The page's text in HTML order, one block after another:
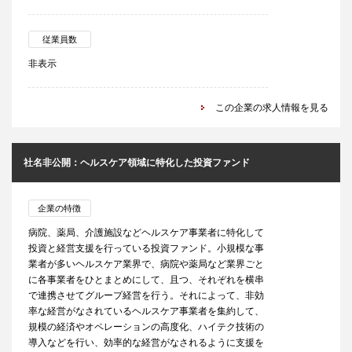
従業員数
非表示
この企業の求人情報を見る
社名非公開：ヘルスケア領域に特化した投資ファンド
企業の特徴
病院、薬局、介護施設などヘルスケア事業者に特化して
投資と経営支援を行っている投資ファンド。小規模な事
業者が多いヘルスケア業界で、病院や薬局など業界ごと
に各事業者をひとまとめにして、且つ、それぞれを横串
で連携させてグループ経営を行う。それによって、非効
率な経営がなされているヘルスケア事業者を集約して、
規模の経済やオペレーションの高度化、ハイテク技術の
導入などを行い、効率的な経営がなされるように支援を